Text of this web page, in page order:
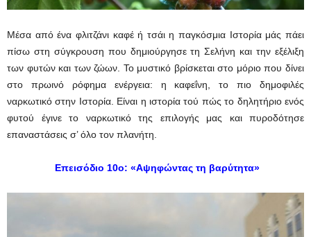
Μέσα από ένα φλιτζάνι καφέ ή τσάι η παγκόσμια Ιστορία μάς πάει
πίσω στη σύγκρουση που δημιούργησε τη Σελήνη και την εξέλιξη
των φυτών και των ζώων. Το μυστικό βρίσκεται στο μόριο που δίνει
στο πρωινό ρόφημα ενέργεια: η καφεΐνη, το πιο δημοφιλές
ναρκωτικό στην Ιστορία. Είναι η ιστορία τού πώς το δηλητήριο ενός
φυτού έγινε το ναρκωτικό της επιλογής μας και πυροδότησε
επαναστάσεις σ’ όλο τον πλανήτη.
Επεισόδιο 10ο: «Αψηφώντας τη βαρύτητα»